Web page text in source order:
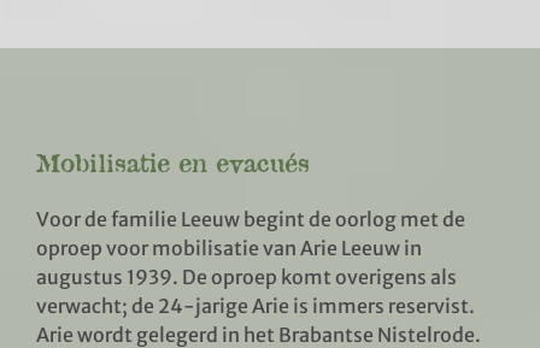
Mobilisatie en evacués
Voor de familie Leeuw begint de oorlog met de
oproep voor mobilisatie van Arie Leeuw in
augustus 1939. De oproep komt overigens als
verwacht; de 24-jarige Arie is immers reservist.
Arie wordt gelegerd in het Brabantse Nistelrode.